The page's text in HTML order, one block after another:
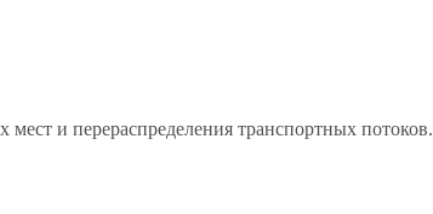
и перераспределения транспортных потоков.